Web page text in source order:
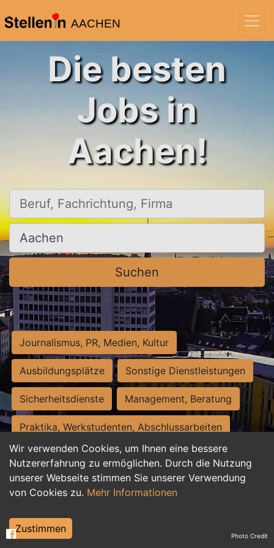
AACHEN
Wir verwenden Cookies, um Ihnen eine bessere
Nutzererfahrung zu ermöglichen. Durch die Nutzung
unserer Webseite stimmen Sie unserer Verwendung
von Cookies zu. Mehr Informationen
Zustimmen
Die besten
Jobs in
Aachen!
Beruf, Fachrichtung, Firma
Ort, Stadt
Suchen
Journalismus, PR, Medien, Kultur
Ausbildungsplätze Sonstige Dienstleistungen
Sicherheitsdienste Management, Beratung
Praktika, Werkstudenten, Abschlussarbeiten
Personalwesen Assistenz, Sekretariat
Hilfskräfte, Aushilfs- und Nebenjobs
Weiterbildung, Studium, duale Ausbildung Photo Credit